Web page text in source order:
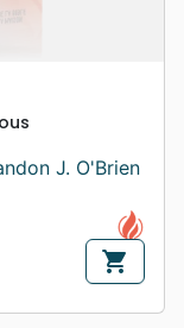
J. O'Brien
shopping_cart